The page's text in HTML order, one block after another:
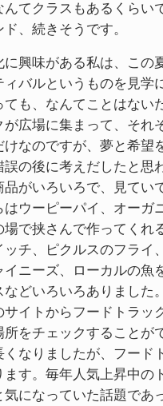
んてクラスもあるくらい
、続きそうです。
に興味がある私は、この
ィバルというものを見学
ても、なんてことはない
が広場に集まって、それ
けなのですが、夢と希望
誤の後に考えだしたと思
品がいろいろで、見てい
はウーピーパイ、オーガ
場で挟さんで作ってくれ
ッチ、ピクルスのフライ
イニーズ、ローカルの魚
などいろいろありました
サイトからフードトラッ
所をチェックすることが
くなりましたが、フード
ます。毎年人気上昇中の
気になっていた話題であ